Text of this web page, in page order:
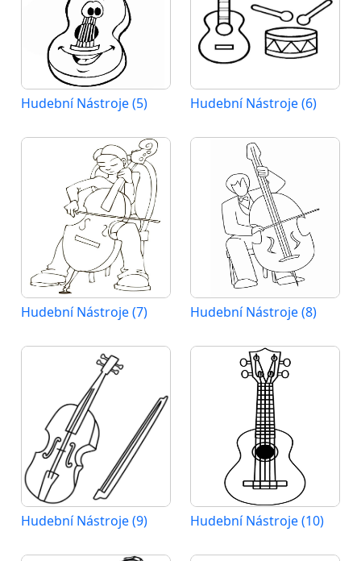
Hudební Nástroje (5) Hudební Nástroje (6)
Hudební Nástroje (7) Hudební Nástroje (8)
Hudební Nástroje (9) Hudební Nástroje (10)